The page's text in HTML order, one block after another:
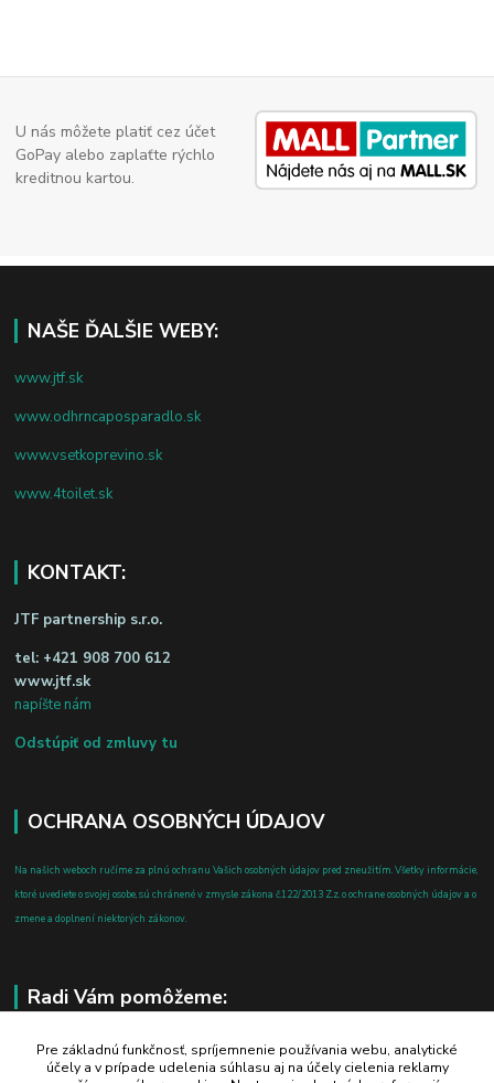
U nás môžete platiť cez účet
GoPay alebo zaplaťte rýchlo
kreditnou kartou.
NAŠE ĎALŠIE WEBY:
www.jtf.sk
www.odhrncaposparadlo.sk
www.vsetkoprevino.sk
www.4toilet.sk
KONTAKT:
JTF partnership s.r.o.
tel: +421 908 700 612
www.jtf.sk
napíšte nám
Odstúpiť od zmluvy tu
OCHRANA OSOBNÝCH ÚDAJOV
Na našich weboch ručíme za plnú ochranu Vašich osobných údajov pred zneužitím. Všetky informácie,
ktoré uvediete o svojej osobe, sú chránené v zmysle zákona č.122/2013 Z.z. o ochrane osobných údajov a o
zmene a doplnení niektorých zákonov.
Radi Vám pomôžeme:
+421 908 700 612
po-pia: 8.00 - 16.00
Pre základnú funkčnosť, spríjemnenie používania webu, analytické
účely a v prípade udelenia súhlasu aj na účely cielenia reklamy